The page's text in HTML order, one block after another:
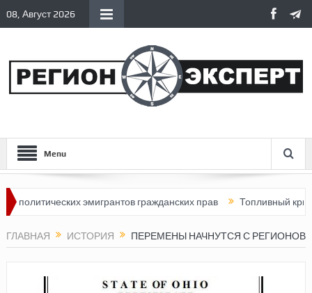
08, Август 2026
Menu
эмигрантов гражданских прав Топливный кризис в
ГЛАВНАЯ ИСТОРИЯ ПЕРЕМЕНЫ НАЧНУТСЯ С РЕГИОНОВ